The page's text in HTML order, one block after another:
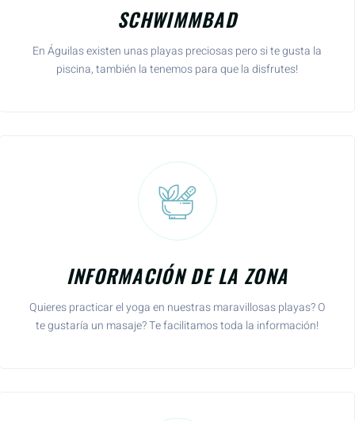
SCHWIMMBAD
En Águilas existen unas playas preciosas pero si te gusta la
piscina, también la tenemos para que la disfrutes!
INFORMACIÓN DE LA ZONA
Quieres practicar el yoga en nuestras maravillosas playas? O
te gustaría un masaje? Te facilitamos toda la información!